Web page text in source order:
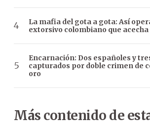
La mafia del gota a gota: Así
extorsivo colombiano que
Encarnación: Dos españoles y
capturados por doble crimen de
oro
Más contenido de